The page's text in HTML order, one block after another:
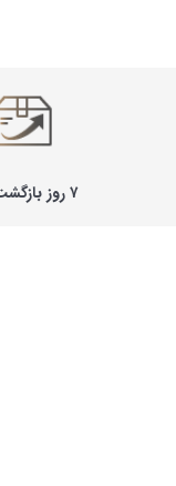
۷ روز بازگشت کالا